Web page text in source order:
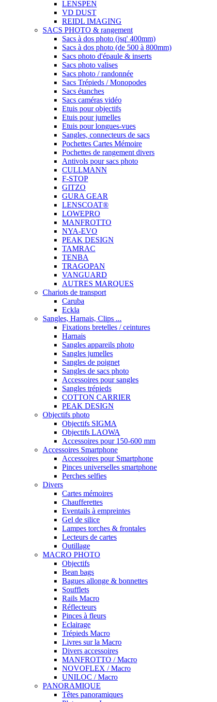
LENSPEN
VD DUST
REIDL IMAGING
SACS PHOTO & rangement
Sacs à dos photo (jsq' 400mm)
Sacs à dos photo (de 500 à 800mm)
Sacs photo d'épaule & inserts
Sacs photo valises
Sacs photo / randonnée
Sacs Trépieds / Monopodes
Sacs étanches
Sacs caméras vidéo
Etuis pour objectifs
Etuis pour jumelles
Etuis pour longues-vues
Sangles, connecteurs de sacs
Pochettes Cartes Mémoire
Pochettes de rangement divers
Antivols pour sacs photo
CULLMANN
F-STOP
GITZO
GURA GEAR
LENSCOAT®
LOWEPRO
MANFROTTO
NYA-EVO
PEAK DESIGN
TAMRAC
TENBA
TRAGOPAN
VANGUARD
AUTRES MARQUES
Chariots de transport
Caruba
Eckla
Sangles, Harnais, Clips ...
Fixations bretelles / ceintures
Harnais
Sangles appareils photo
Sangles jumelles
Sangles de poignet
Sangles de sacs photo
Accessoires pour sangles
Sangles trépieds
COTTON CARRIER
PEAK DESIGN
Objectifs photo
Objectifs SIGMA
Objectifs LAOWA
Accessoires pour 150-600 mm
Accessoires Smartphone
Accessoires pour Smartphone
Pinces universelles smartphone
Perches selfies
Divers
Cartes mémoires
Chaufferettes
Eventails à empreintes
Gel de silice
Lampes torches & frontales
Lecteurs de cartes
Outillage
MACRO PHOTO
Objectifs
Bean bags
Bagues allonge & bonnettes
Soufflets
Rails Macro
Réflecteurs
Pinces à fleurs
Eclairage
Trépieds Macro
Livres sur la Macro
Divers accessoires
MANFROTTO / Macro
NOVOFLEX / Macro
UNILOC / Macro
PANORAMIQUE
Têtes panoramiques